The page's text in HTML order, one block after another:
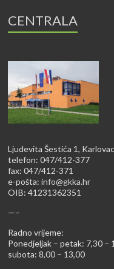
CENTRALA
Ljudevita Šestića 1, Karlovac
telefon: 047/412-377
fax: 047/412-371
e-pošta:info@gkka.hr
OIB: 41231362351
—–
Radno vrijeme:
Ponedjeljak – petak: 7,30 –
subota: 8,00 – 13,00